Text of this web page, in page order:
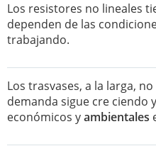
Los resistores no lineales
dependen de las
trabajando.
Los trasvases, a la larga,
demanda sigue cre ciendo
económicos yambientales